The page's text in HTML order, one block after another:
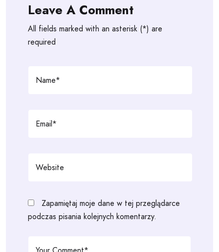
Leave A Comment
All fields marked with an asterisk (*) are
required
Zapamiętaj moje dane w tej przeglądarce
podczas pisania kolejnych komentarzy.